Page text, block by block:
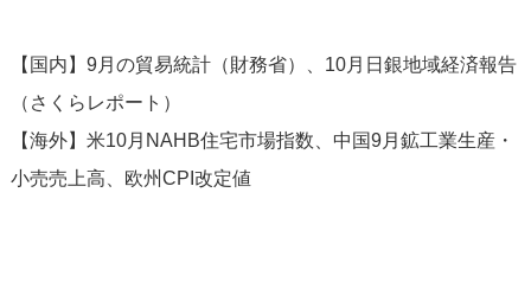
【国内】9月の貿易統計（財務省）、10月日銀地域経済報告
（さくらレポート）
【海外】米10月NAHB住宅市場指数、中国9月鉱工業生産・
小売売上高、欧州CPI改定値